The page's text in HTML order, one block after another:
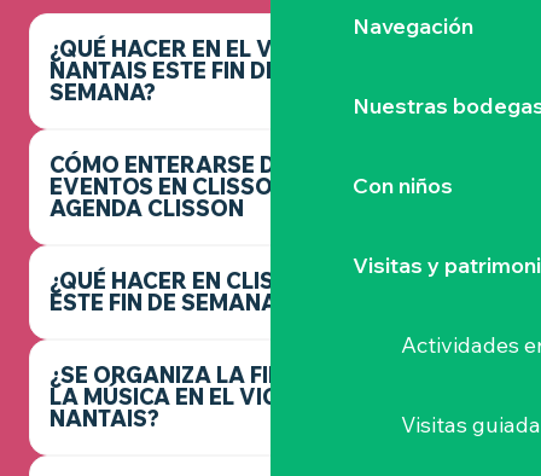
Navegación
Nuestras
Con niños
Visitas y
Actividades
Visitas
¿QUÉ HACER EN EL VIGNOBLE
NANTAIS ESTE FIN DE
SEMANA?
CÓMO ENTERARSE DE LOS
EVENTOS EN CLISSON -
AGENDA CLISSON
¿QUÉ HACER EN CLISSON
ESTE FIN DE SEMANA?
¿SE ORGANIZA LA FIESTA DE
LA MÚSICA EN EL VIGNOBLE
NANTAIS?